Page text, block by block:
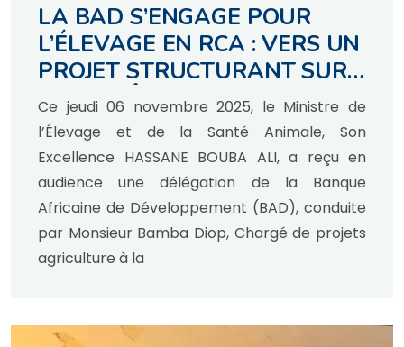
LA BAD S’ENGAGE POUR
L’ÉLEVAGE EN RCA : VERS UN
PROJET STRUCTURANT SUR
LES CHAÎNES DE VALEUR
VIANDE ET LAIT.
Ce jeudi 06 novembre 2025, le Ministre de
l’Élevage et de la Santé Animale, Son
Excellence HASSANE BOUBA ALI, a reçu en
audience une délégation de la Banque
Africaine de Développement (BAD), conduite
par Monsieur Bamba Diop, Chargé de projets
agriculture à la